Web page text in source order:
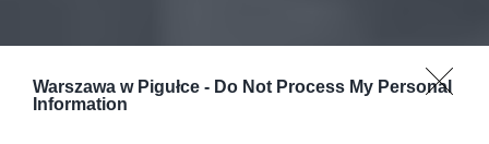
Warszawa w Pigułce - Do Not Process My Personal
Information